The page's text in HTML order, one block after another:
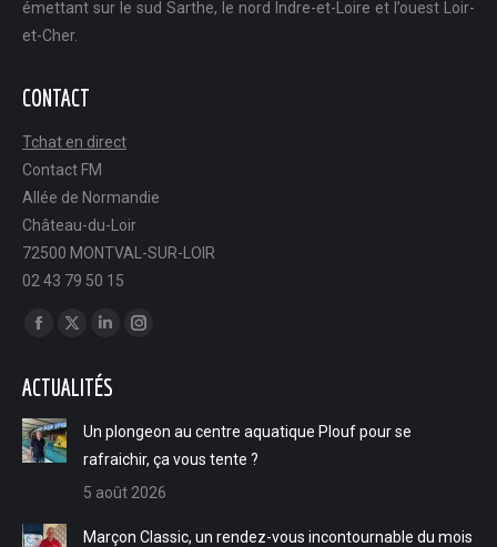
émettant sur le sud Sarthe, le nord Indre-et-Loire et l’ouest Loir-
et-Cher.
CONTACT
Tchat en direct
Contact FM
Allée de Normandie
Château-du-Loir
72500 MONTVAL-SUR-LOIR
02 43 79 50 15
Trouvez nous sur :
Facebook
opens
in
new
X
opens
new
LinkedIn
opens
in
new
Instagram
new
ACTUALITÉS
Un plongeon au centre aquatique Plouf pour se
rafraichir, ça vous tente ?
5 août 2026
Marçon Classic, un rendez-vous incontournable du mois